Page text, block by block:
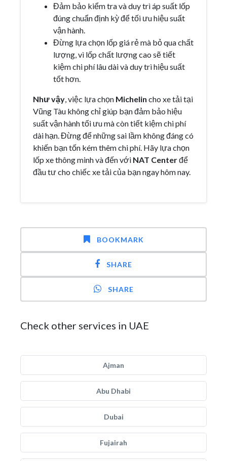
Đảm bảo kiểm tra và duy trì áp suất lốp
đúng chuẩn định kỳ để tối ưu hiệu suất
vận hành.
Đừng lựa chọn lốp giá rẻ mà bỏ qua chất
lượng, vì lốp chất lượng cao sẽ tiết
kiệm chi phí lâu dài và duy trì hiệu suất
tốt hơn.
Như vậy, việc lựa chọn Michelin cho xe tải tại
Vũng Tàu không chỉ giúp bạn đảm bảo hiệu
suất vận hành tối ưu mà còn tiết kiệm chi phí
dài hạn. Đừng để những sai lầm không đáng có
khiến bạn tốn kém thêm chi phí. Hãy lựa chọn
lốp xe thông minh và đến với NAT Centerđể
đầu tư cho chiếc xe tải của bạn ngay hôm nay.
BOOKMARK
SHARE
SHARE
Check other services in UAE
Ajman
Abu Dhabi
Dubai
Fujairah